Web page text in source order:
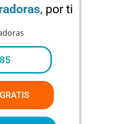
, por ti